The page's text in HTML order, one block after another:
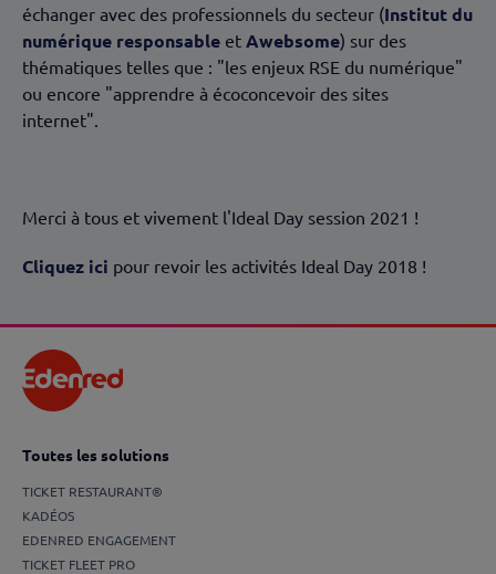
échanger avec des professionnels du secteur (Institut du
numérique responsable et Awebsome) sur des
thématiques telles que : "les enjeux RSE du numérique"
ou encore "apprendre à écoconcevoir des sites
internet".
Merci à tous et vivement l'Ideal Day session 2021 !
Cliquez ici pour revoir les activités Ideal Day 2018 !
Toutes les solutions
TICKET RESTAURANT®
KADÉOS
EDENRED ENGAGEMENT
TICKET FLEET PRO